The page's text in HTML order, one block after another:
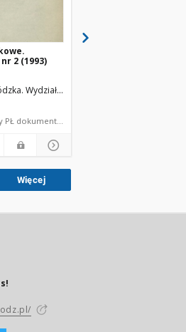
Red. nauk.
Informatyki i Automatyki.
2 (1993)
Wydział Elektrotechniki, Elektroniki,
zeszyt naukowy PŁ dokument piśmienniczy
Więcej